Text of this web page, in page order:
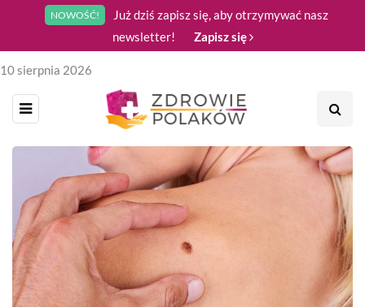
NOWOŚĆ!
Już dziś zapisz się, aby otrzymywać nasz
newsletter!
Zapisz się
10 sierpnia 2026